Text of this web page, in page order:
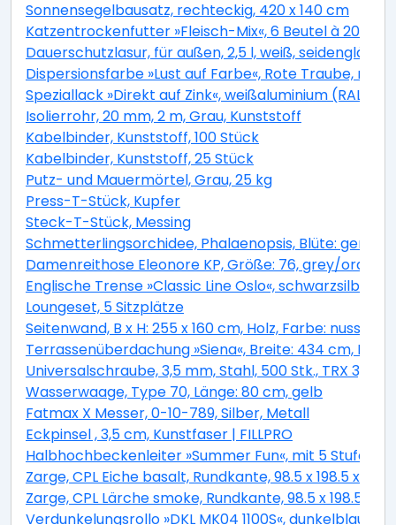
Sonnensegelbausatz, rechteckig, 420 x 140 cm
Katzentrockenfutter »Fleisch-Mix«, 6 Beutel à 2000 g
Dauerschutzlasur, für außen, 2,5 l, weiß,
Dispersionsfarbe »Lust auf Farbe«, Rote Traube, matt
Speziallack »Direkt auf Zink«, weißaluminium (RAL
Isolierrohr, 20 mm, 2 m, Grau, Kunststoff
Kabelbinder, Kunststoff, 100 Stück
Kabelbinder, Kunststoff, 25 Stück
Putz- und Mauermörtel, Grau, 25 kg
Press-T-Stück, Kupfer
Steck-T-Stück, Messing
Schmetterlingsorchidee, Phalaenopsis, Blüte:
Damenreithose Eleonore KP, Größe: 76, grey/orange
Englische Trense »Classic Line Oslo«, schwarzsilber,
Loungeset, 5 Sitzplätze
Seitenwand, B x H: 255 x 160 cm, Holz, Farbe:
Terrassenüberdachung »Siena«, Breite: 434 cm,
Universalschraube, 3,5 mm, Stahl, 500 Stk., TRX
Wasserwaage, Type 70, Länge: 80 cm, gelb
Fatmax X Messer, 0-10-789, Silber, Metall
Eckpinsel , 3,5 cm, Kunstfaser | FILLPRO
Halbhochbeckenleiter »Summer Fun«, mit 5 Stufen,
Zarge, CPL Eiche basalt, Rundkante, 98.5 x 198.5 x 33
Zarge, CPL Lärche smoke, Rundkante, 98.5 x 198.5 x
Verdunkelungsrollo »DKL MK04 1100S«, dunkelblau,